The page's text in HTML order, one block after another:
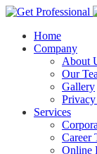
Home
Company
About
Our
Gallery
Services
Career
Online